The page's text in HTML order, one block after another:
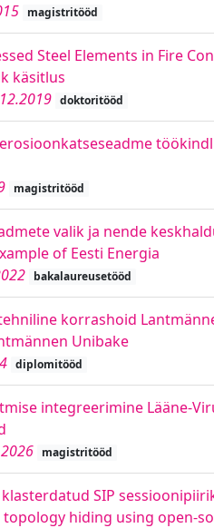
magistritööd
Steel Elements in Fire
käsitlus
doktoritööd
magistritööd
valik ja nende
of Eesti Energia
bakalaureusetööd
korrashoid
Unibake
diplomitööd
integreerimine Lääne-
magistritööd
SIP
hiding using open-